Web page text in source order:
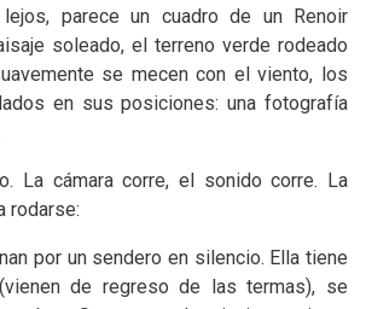
parece un cuadro de un Renoir
soleado, el terreno verde rodeado
se mecen con el viento, los
en sus posiciones: una fotografía
La cámara corre, el sonido corre. La
rodarse:
por un sendero en silencio. Ella tiene
de regreso de las termas), se